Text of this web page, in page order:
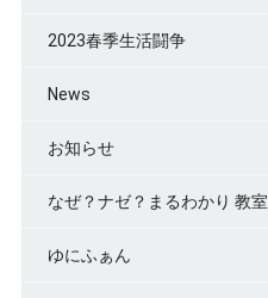
2023春季生活闘争
News
お知らせ
なぜ？ナゼ？まるわかり 教室
ゆにふぁん